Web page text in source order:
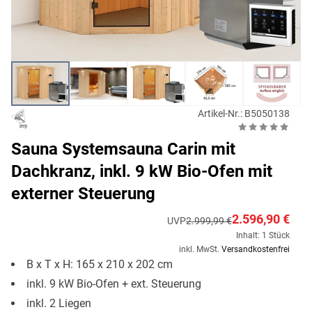
Artikel-Nr.: B5050138
Sauna Systemsauna Carin mit
Dachkranz, inkl. 9 kW Bio-Ofen mit
externer Steuerung
UVP2.999,99 €2.596,90 €
Inhalt: 1 Stück
inkl. MwSt. Versandkostenfrei
B x T x H: 165 x 210 x 202 cm
inkl. 9 kW Bio-Ofen + ext. Steuerung
inkl. 2 Liegen